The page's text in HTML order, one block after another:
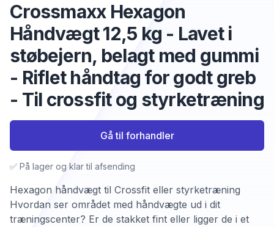
Crossmaxx Hexagon
Håndvægt 12,5 kg - Lavet i
støbejern, belagt med gummi
- Riflet håndtag for godt greb
- Til crossfit og styrketræning
Hexagon håndvægt til Crossfit eller styrketræning
Hvordan ser området med håndvægte ud i dit
træningscenter? Er de stakket fint eller ligger de i et
✅ På lager og klar til afsending
Gå til forhandler